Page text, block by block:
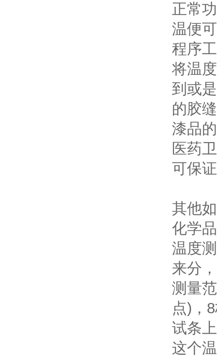
正常
温便
程序
将温
到或
的胶
漆品
医药
可保
其他
化学
温度
来分
测量
点)，
试条
这个